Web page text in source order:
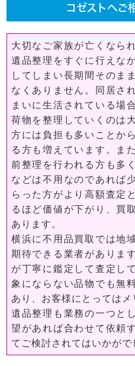
コゼストへご
大切なご家族が亡くなら
遺品整理をすぐに行えな
してしまい長期間そのま
なくありません。同居さ
まいに生活されている場
荷物を整理していくのは
方には負担も多いことか
る方も増えています。ま
前整理を行われる方も多
などは不用なのであれば
らった方がより高額査定
るほど価値が下がり、買
あります。
横浜に不用品買取では地
期待できる業者がありま
が丁寧に鑑定して査定し
象にならない品物でも無
あり、お客様にとってはメ
遺品整理も業務の一つと
望があれば合わせて依頼
てご検討されてはいかがで